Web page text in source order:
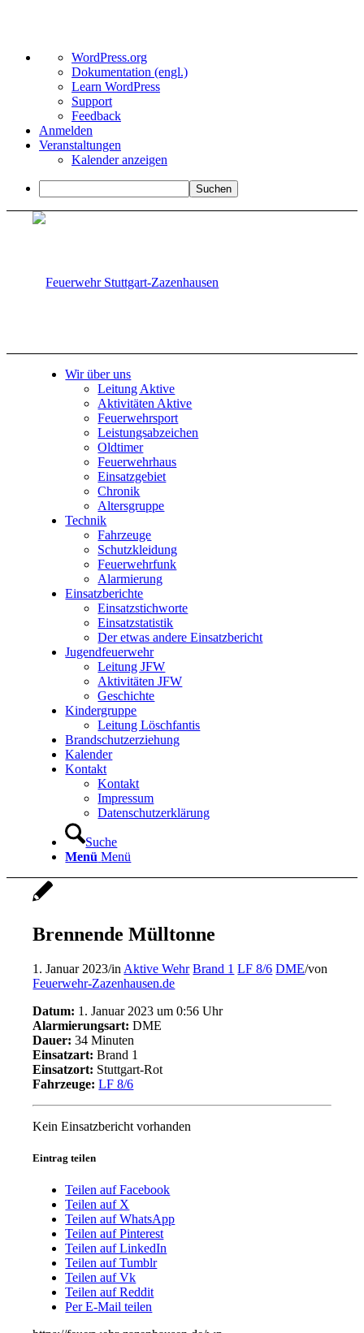
Über
WordPress
WordPress.org
Dokumentation (engl.)
Learn WordPress
Support
Feedback
Anmelden
Veranstaltungen
Kalender anzeigen
Suchen
Wir über uns
Leitung Aktive
Aktivitäten Aktive
Feuerwehrsport
Leistungsabzeichen
Oldtimer
Feuerwehrhaus
Einsatzgebiet
Chronik
Altersgruppe
Technik
Fahrzeuge
Schutzkleidung
Feuerwehrfunk
Alarmierung
Einsatzberichte
Einsatzstichworte
Einsatzstatistik
Der etwas andere Einsatzbericht
Jugendfeuerwehr
Leitung JFW
Aktivitäten JFW
Geschichte
Kindergruppe
Leitung Löschfantis
Brandschutzerziehung
Kalender
Kontakt
Kontakt
Impressum
Datenschutzerklärung
Suche
Menü Menü
Brennende Mülltonne
1. Januar 2023/in Aktive Wehr Brand 1 LF 8/6 DME/von
Feuerwehr-Zazenhausen.de
Datum: 1. Januar 2023 um 0:56 Uhr
Alarmierungsart: DME
Dauer: 34 Minuten
Einsatzart: Brand 1
Einsatzort: Stuttgart-Rot
Fahrzeuge: LF 8/6
Kein Einsatzbericht vorhanden
Eintrag teilen
Teilen auf Facebook
Teilen auf X
Teilen auf WhatsApp
Teilen auf Pinterest
Teilen auf LinkedIn
Teilen auf Tumblr
Teilen auf Vk
Teilen auf Reddit
Per E-Mail teilen